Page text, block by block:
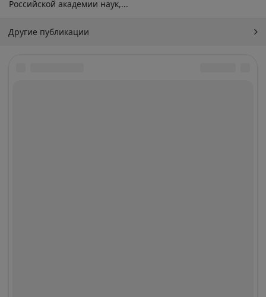
Российской академии наук,...
Другие публикации